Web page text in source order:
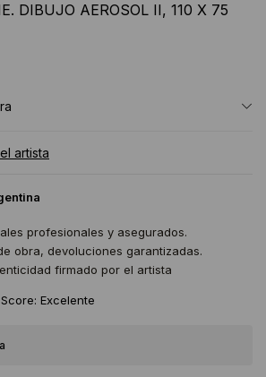
DIBUJO AEROSOL II, 110 X 75
artista
profesionales y asegurados.
obra, devoluciones garantizadas.
firmado por el artista
Excelente